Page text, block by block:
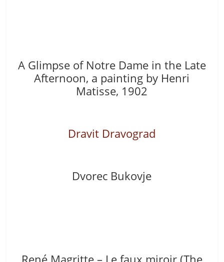
A Glimpse of Notre Dame in the Late
Afternoon, a painting by Henri
Matisse, 1902
Dravit Dravograd
Dvorec Bukovje